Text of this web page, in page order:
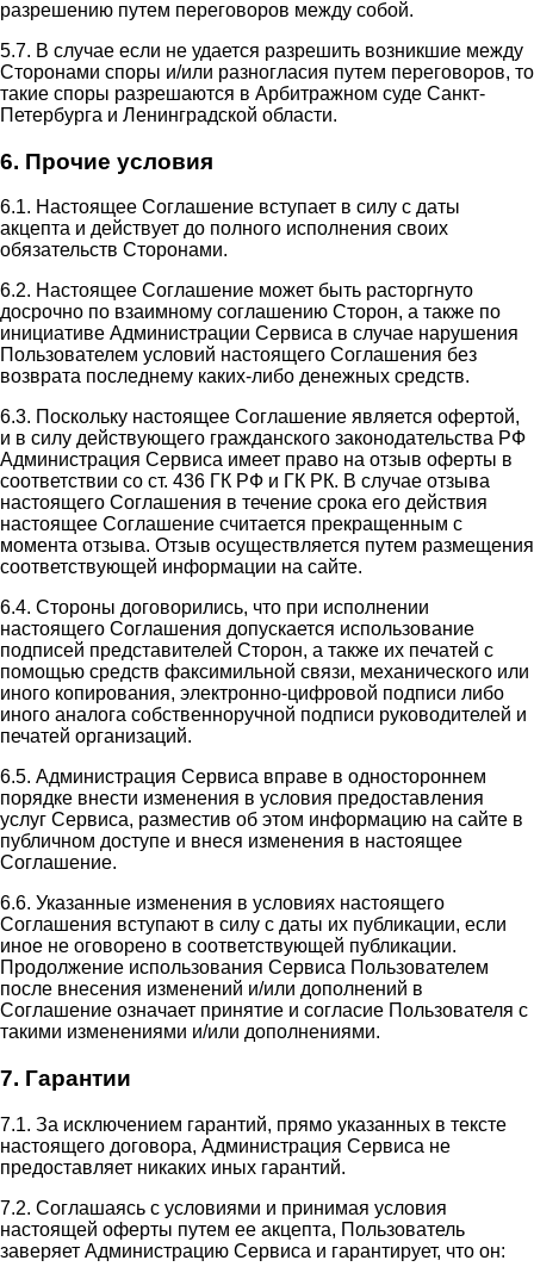
разрешению путем переговоров между собой.
5.7. В случае если не удается разрешить возникшие между
Сторонами споры и/или разногласия путем переговоров, то
такие споры разрешаются в Арбитражном суде Санкт-
Петербурга и Ленинградской области.
6. Прочие условия
6.1. Настоящее Соглашение вступает в силу с даты
акцепта и действует до полного исполнения своих
обязательств Сторонами.
6.2. Настоящее Соглашение может быть расторгнуто
досрочно по взаимному соглашению Сторон, а также по
инициативе Администрации Сервиса в случае нарушения
Пользователем условий настоящего Соглашения без
возврата последнему каких-либо денежных средств.
6.3. Поскольку настоящее Соглашение является офертой,
и в силу действующего гражданского законодательства РФ
Администрация Сервиса имеет право на отзыв оферты в
соответствии со ст. 436 ГК РФ и ГК РК. В случае отзыва
настоящего Соглашения в течение срока его действия
настоящее Соглашение считается прекращенным с
момента отзыва. Отзыв осуществляется путем размещения
соответствующей информации на сайте.
6.4. Стороны договорились, что при исполнении
настоящего Соглашения допускается использование
подписей представителей Сторон, а также их печатей с
помощью средств факсимильной связи, механического или
иного копирования, электронно-цифровой подписи либо
иного аналога собственноручной подписи руководителей и
печатей организаций.
6.5. Администрация Сервиса вправе в одностороннем
порядке внести изменения в условия предоставления
услуг Сервиса, разместив об этом информацию на сайте в
публичном доступе и внеся изменения в настоящее
Соглашение.
6.6. Указанные изменения в условиях настоящего
Соглашения вступают в силу с даты их публикации, если
иное не оговорено в соответствующей публикации.
Продолжение использования Сервиса Пользователем
после внесения изменений и/или дополнений в
Соглашение означает принятие и согласие Пользователя с
такими изменениями и/или дополнениями.
7. Гарантии
7.1. За исключением гарантий, прямо указанных в тексте
настоящего договора, Администрация Сервиса не
предоставляет никаких иных гарантий.
7.2. Соглашаясь с условиями и принимая условия
настоящей оферты путем ее акцепта, Пользователь
заверяет Администрацию Сервиса и гарантирует, что он: